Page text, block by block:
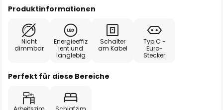
Produktinformationen
Nicht
dimmbar
Energieeffiz
ient und
langlebig
Schalter
am Kabel
Typ C -
Euro-
Stecker
Perfekt für diese Bereiche